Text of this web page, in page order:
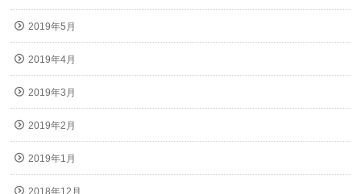
2019年5月
2019年4月
2019年3月
2019年2月
2019年1月
2018年12月